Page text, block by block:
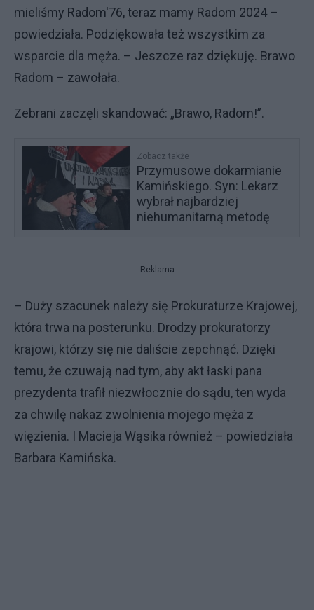
mieliśmy Radom'76, teraz mamy Radom 2024 –
powiedziała. Podziękowała też wszystkim za
wsparcie dla męża. – Jeszcze raz dziękuję. Brawo
Radom – zawołała.
Zebrani zaczęli skandować: „Brawo, Radom!”.
Zobacz także
Przymusowe dokarmianie
Kamińskiego. Syn: Lekarz
wybrał najbardziej
niehumanitarną metodę
Reklama
– Duży szacunek należy się Prokuraturze Krajowej,
która trwa na posterunku. Drodzy prokuratorzy
krajowi, którzy się nie daliście zepchnąć. Dzięki
temu, że czuwają nad tym, aby akt łaski pana
prezydenta trafił niezwłocznie do sądu, ten wyda
za chwilę nakaz zwolnienia mojego męża z
więzienia. I Macieja Wąsika również – powiedziała
Barbara Kamińska.